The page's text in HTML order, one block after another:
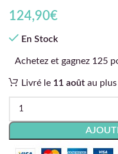
124,90€
En Stock
Achetez et gagnez 125
Livré le 11 août au